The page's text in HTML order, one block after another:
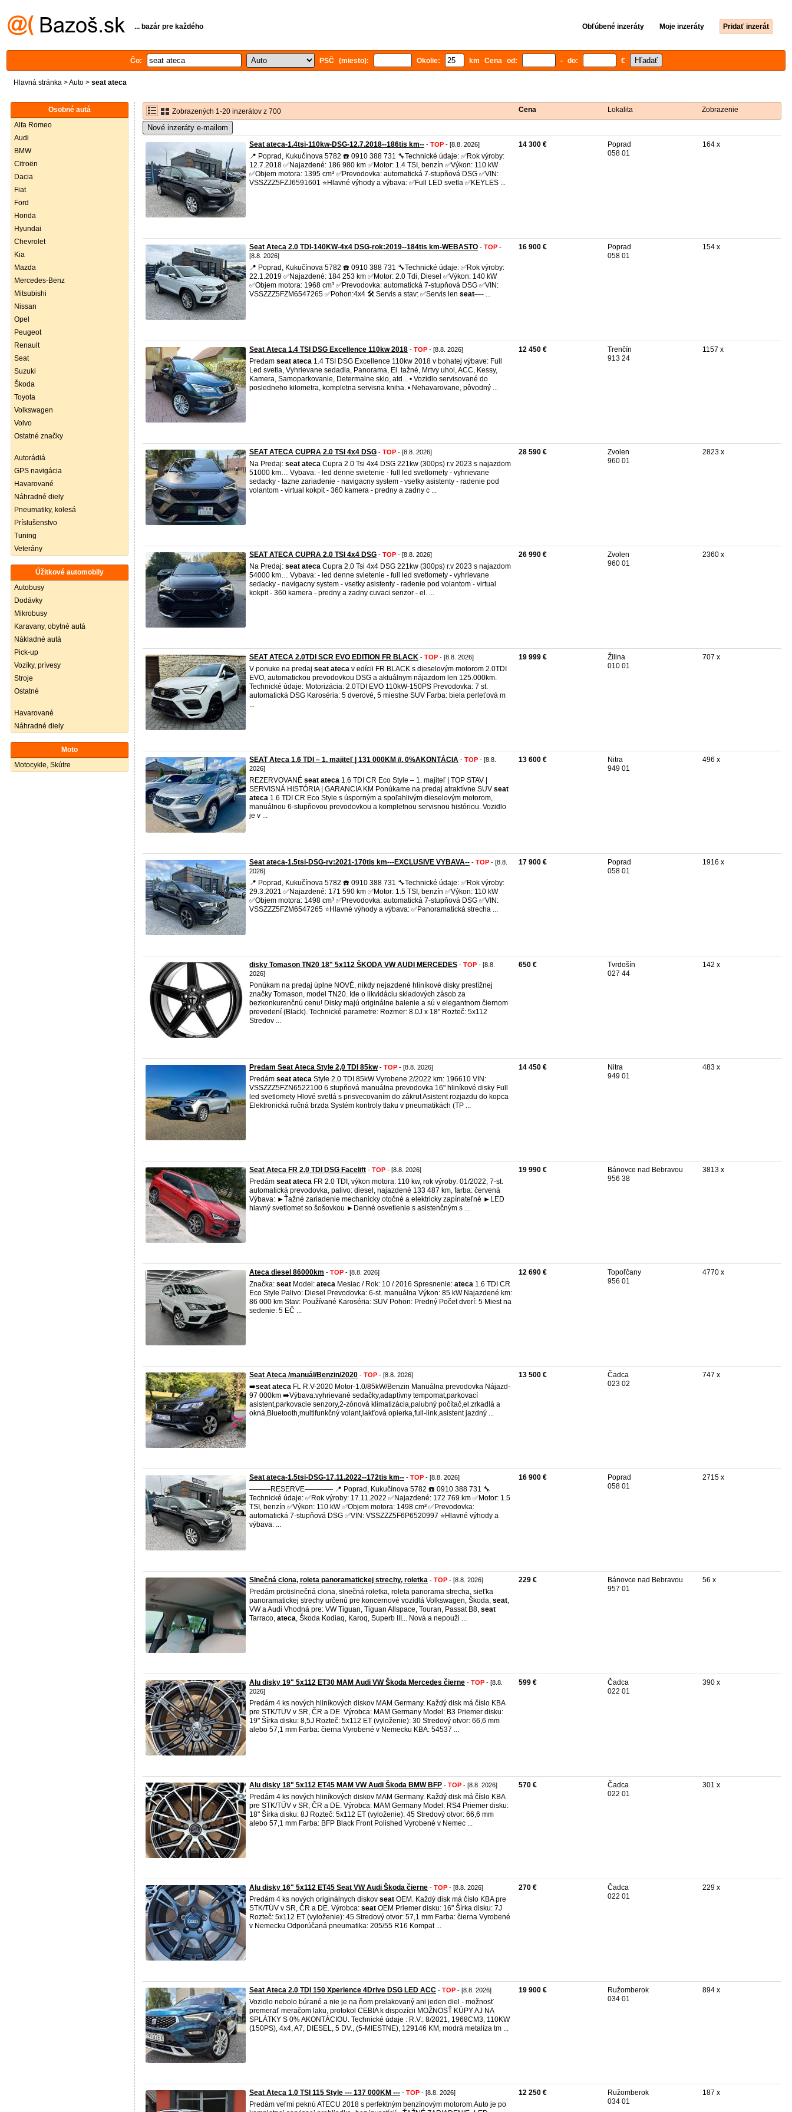
... bazár pre každého Obľúbené inzeráty Moje inzeráty Pridať inzerát
Čo: PSČ (miesto): Okolie: km Cena od: - do: €
Hlavná stránka >Auto > seat ateca
Osobné autá
Alfa Romeo
Audi
BMW
Citroën
Dacia
Fiat
Ford
Honda
Hyundai
Chevrolet
Kia
Mazda
Mercedes-Benz
Mitsubishi
Nissan
Opel
Peugeot
Renault
Seat
Suzuki
Škoda
Toyota
Volkswagen
Volvo
Ostatné značky
Autorádiá
GPS navigácia
Havarované
Náhradné diely
Pneumatiky, kolesá
Príslušenstvo
Tuning
Veterány
Úžitkové automobily
Autobusy
Dodávky
Mikrobusy
Karavany, obytné autá
Nákladné autá
Pick-up
Vozíky, prívesy
Stroje
Ostatné
Havarované
Náhradné diely
Moto
Motocykle, Skútre
Zobrazených 1-20 inzerátov z 700 Cena Lokalita Zobrazenie
Nové inzeráty e-mailom
Seat ateca-1.4tsi-110kw-DSG-12.7.2018--186tis km-- - TOP - [8.8. 2026]
📍 Poprad, Kukučínova 5782 ☎️ 0910 388 731 🔧Technické údaje: ✅Rok výroby:
12.7.2018 ✅Najazdené: 186 980 km ✅Motor: 1.4 TSI, benzín ✅Výkon: 110 kW
✅Objem motora: 1395 cm³ ✅Prevodovka: automatická 7-stupňová DSG ✅VIN:
VSSZZZ5FZJ6591601 ⭐Hlavné výhody a výbava: ✅Full LED svetla ✅KEYLES ...
14 300 €
Poprad
058 01
164 x
Seat Ateca 2.0 TDI-140KW-4x4 DSG-rok:2019--184tis km-WEBASTO - TOP -
[8.8. 2026]
📍 Poprad, Kukučínova 5782 ☎️ 0910 388 731 🔧Technické údaje: ✅Rok výroby:
22.1.2019 ✅Najazdené: 184 253 km ✅Motor: 2.0 Tdi, Diesel ✅Výkon: 140 kW
✅Objem motora: 1968 cm³ ✅Prevodovka: automatická 7-stupňová DSG ✅VIN:
VSSZZZ5FZM6547265 ✅Pohon:4x4 🛠️ Servis a stav: ✅Servis len seat—- ...
16 900 €
Poprad
058 01
154 x
Seat Ateca 1.4 TSI DSG Excellence 110kw 2018 - TOP - [8.8. 2026]
Predam seat ateca 1.4 TSI DSG Excellence 110kw 2018 v bohatej výbave: Full
Led svetla, Vyhrievane sedadla, Panorama, El. tažné, Mrtvy uhol, ACC, Kessy,
Kamera, Samoparkovanie, Determalne sklo, atd... • Vozidlo servisované do
posledneho kilometra, kompletna servisna kniha. • Nehavarovane, pôvodný ...
12 450 €
Trenčín
913 24
1157 x
SEAT ATECA CUPRA 2.0 TSI 4x4 DSG - TOP - [8.8. 2026]
Na Predaj: seat ateca Cupra 2.0 Tsi 4x4 DSG 221kw (300ps) r.v 2023 s najazdom
51000 km… Vybava: - led denne svietenie - full led svetlomety - vyhrievane
sedacky - tazne zariadenie - navigacny system - vsetky asistenty - radenie pod
volantom - virtual kokpit - 360 kamera - predny a zadny c ...
28 590 €
Zvolen
960 01
2823 x
SEAT ATECA CUPRA 2.0 TSI 4x4 DSG - TOP - [8.8. 2026]
Na Predaj: seat ateca Cupra 2.0 Tsi 4x4 DSG 221kw (300ps) r.v 2023 s najazdom
54000 km… Vybava: - led denne svietenie - full led svetlomety - vyhrievane
sedacky - navigacny system - vsetky asistenty - radenie pod volantom - virtual
kokpit - 360 kamera - predny a zadny cuvaci senzor - el. ...
26 990 €
Zvolen
960 01
2360 x
SEAT ATECA 2.0TDI SCR EVO EDITION FR BLACK - TOP - [8.8. 2026]
V ponuke na predaj seat ateca v edícii FR BLACK s dieselovým motorom 2.0TDI
EVO, automatickou prevodovkou DSG a aktuálnym nájazdom len 125.000km.
Technické údaje: Motorizácia: 2.0TDI EVO 110kW-150PS Prevodovka: 7 st.
automatická DSG Karoséria: 5 dverové, 5 miestne SUV Farba: biela perleťová m
...
19 999 €
Žilina
010 01
707 x
SEAT Ateca 1.6 TDI – 1. majiteľ | 131 000KM //. 0%AKONTÁCIA - TOP - [8.8.
2026]
REZERVOVANÉ seat ateca 1.6 TDI CR Eco Style – 1. majiteľ | TOP STAV |
SERVISNÁ HISTÓRIA | GARANCIA KM Ponúkame na predaj atraktívne SUV seat
ateca 1.6 TDI CR Eco Style s úsporným a spoľahlivým dieselovým motorom,
manuálnou 6-stupňovou prevodovkou a kompletnou servisnou históriou. Vozidlo
je v ...
13 600 €
Nitra
949 01
496 x
Seat ateca-1.5tsi-DSG-rv:2021-170tis km---EXCLUSIVE VYBAVA-- - TOP - [8.8.
2026]
📍 Poprad, Kukučínova 5782 ☎️ 0910 388 731 🔧Technické údaje: ✅Rok výroby:
29.3.2021 ✅Najazdené: 171 590 km ✅Motor: 1.5 TSI, benzín ✅Výkon: 110 kW
✅Objem motora: 1498 cm³ ✅Prevodovka: automatická 7-stupňová DSG ✅VIN:
VSSZZZ5FZM6547265 ⭐Hlavné výhody a výbava: ✅Panoramatická strecha ...
17 900 €
Poprad
058 01
1916 x
disky Tomason TN20 18" 5x112 ŠKODA VW AUDI MERCEDES - TOP - [8.8.
2026]
Ponúkam na predaj úplne NOVÉ, nikdy nejazdené hliníkové disky prestížnej
značky Tomason, model TN20. Ide o likvidáciu skladových zásob za
bezkonkurenčnú cenu! Disky majú originálne balenie a sú v elegantnom čiernom
prevedení (Black). Technické parametre: Rozmer: 8.0J x 18" Rozteč: 5x112
Stredov ...
650 €
Tvrdošín
027 44
142 x
Predam Seat Ateca Style 2,0 TDI 85kw- TOP - [8.8. 2026]
Predám seat ateca Style 2.0 TDI 85kW Vyrobene 2/2022 km: 196610 VIN:
VSSZZZ5FZN6522100 6 stupňová manuálna prevodovka 16" hliníkové disky Full
led svetlomety Hlové svetlá s prisvecovaním do zákrut Asistent rozjazdu do kopca
Elektronická ručná brzda Systém kontroly tlaku v pneumatikách (TP ...
14 450 €
Nitra
949 01
483 x
Seat Ateca FR 2.0 TDI DSG Facelift - TOP - [8.8. 2026]
Predám seat ateca FR 2.0 TDI, výkon motora: 110 kw, rok výroby: 01/2022, 7-st.
automatická prevodovka, palivo: diesel, najazdené 133 487 km, farba: červená
Výbava: ►Ťažné zariadenie mechanicky otočné a elektricky zapínateľné ►LED
hlavný svetlomet so šošovkou ►Denné osvetlenie s asistenčným s ...
19 990 €
Bánovce nad Bebravou
956 38
3813 x
Ateca diesel 86000km - TOP - [8.8. 2026]
Značka: seat Model: ateca Mesiac / Rok: 10 / 2016 Spresnenie: ateca 1.6 TDI CR
Eco Style Palivo: Diesel Prevodovka: 6-st. manuálna Výkon: 85 kW Najazdené km:
86 000 km Stav: Používané Karoséria: SUV Pohon: Predný Počet dverí: 5 Miest na
sedenie: 5 EČ ...
12 690 €
Topoľčany
956 01
4770 x
Seat Ateca /manuál/Benzin/2020 - TOP - [8.8. 2026]
➡️seat ateca FL R.V-2020 Motor-1.0/85kW/Benzin Manuálna prevodovka Nájazd-
97 000km ➡️Výbava:vyhrievané sedačky,adaptívny tempomat,parkovací
asistent,parkovacie senzory,2-zónová klimatizácia,palubný počítač,el.zrkadlá a
okná,Bluetooth,multifunkčný volant,lakťová opierka,full-link,asistent jazdný ...
13 500 €
Čadca
023 02
747 x
Seat ateca-1.5tsi-DSG-17.11.2022--172tis km-- - TOP - [8.8. 2026]
———RESERVE———— 📍 Poprad, Kukučínova 5782 ☎️ 0910 388 731 🔧
Technické údaje: ✅Rok výroby: 17.11.2022 ✅Najazdené: 172 769 km ✅Motor: 1.5
TSI, benzín ✅Výkon: 110 kW ✅Objem motora: 1498 cm³ ✅Prevodovka:
automatická 7-stupňová DSG ✅VIN: VSSZZZ5F6P6520997 ⭐Hlavné výhody a
výbava: ...
16 900 €
Poprad
058 01
2715 x
Slnečná clona, roleta panoramatickej strechy, roletka - TOP - [8.8. 2026]
Predám protislnečná clona, slnečná roletka, roleta panorama strecha, sieťka
panoramatickej strechy určenú pre koncernové vozidlá Volkswagen, Škoda, seat,
VW a Audi Vhodná pre: VW Tiguan, Tiguan Allspace, Touran, Passat B8, seat
Tarraco, ateca, Škoda Kodiaq, Karoq, Superb III... Nová a nepouži ...
229 €
Bánovce nad Bebravou
957 01
56 x
Alu disky 19" 5x112 ET30 MAM Audi VW Škoda Mercedes čierne - TOP - [8.8.
2026]
Predám 4 ks nových hliníkových diskov MAM Germany. Každý disk má číslo KBA
pre STK/TÜV v SR, ČR a DE. Výrobca: MAM Germany Model: B3 Priemer disku:
19" Šírka disku: 8,5J Rozteč: 5x112 ET (vyloženie): 30 Stredový otvor: 66,6 mm
alebo 57,1 mm Farba: čierna Vyrobené v Nemecku KBA: 54537 ...
599 €
Čadca
022 01
390 x
Alu disky 18" 5x112 ET45 MAM VW Audi Škoda BMW BFP - TOP - [8.8. 2026]
Predám 4 ks nových hliníkových diskov MAM Germany. Každý disk má číslo KBA
pre STK/TÜV v SR, ČR a DE. Výrobca: MAM Germany Model: RS4 Priemer disku:
18" Šírka disku: 8J Rozteč: 5x112 ET (vyloženie): 45 Stredový otvor: 66,6 mm
alebo 57,1 mm Farba: BFP Black Front Polished Vyrobené v Nemec ...
570 €
Čadca
022 01
301 x
Alu disky 16" 5x112 ET45 Seat VW Audi Škoda čierne - TOP - [8.8. 2026]
Predám 4 ks nových originálnych diskov seat OEM. Každý disk má číslo KBA pre
STK/TÜV v SR, ČR a DE. Výrobca: seat OEM Priemer disku: 16" Šírka disku: 7J
Rozteč: 5x112 ET (vyloženie): 45 Stredový otvor: 57,1 mm Farba: čierna Vyrobené
v Nemecku Odporúčaná pneumatika: 205/55 R16 Kompat ...
270 €
Čadca
022 01
229 x
Seat Ateca 2.0 TDI 150 Xperience 4Drive DSG LED ACC - TOP - [8.8. 2026]
Vozidlo nebolo búrané a nie je na ňom prelakovaný ani jeden diel - možnosť
premerať meračom laku, protokol CEBIA k dispozícii MOŽNOSŤ KÚPY AJ NA
SPLÁTKY S 0% AKONTÁCIOU. Technické údaje : R.V.: 8/2021, 1968CM3, 110KW
(150PS), 4x4, A7, DIESEL, 5 DV., (5-MIESTNE), 129146 KM, modrá metalíza tm ...
19 900 €
Ružomberok
034 01
894 x
Seat Ateca 1.0 TSI 115 Style --- 137 000KM --- - TOP - [8.8. 2026]
Predám veľmi peknú ATECU 2018 s perfektným benzínovým motorom.Auto je po
12 250 €
Ružomberok
034 01
187 x